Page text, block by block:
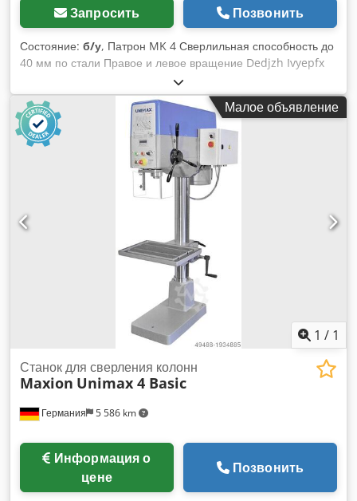
Запросить Позвонить
Состояние: б/у, Патрон MK 4 Сверлильная способность до
40 мм по стали Правое и левое вращение Dedjzh Ivyepfx
Aixeck Плавная регулировка оборотов с индикатором
Автоматическая подача
Малое объявление
1 / 1
Германия 5 586 km
Станок для сверления колонн
Maxion Unimax 4 Basic
цене
Позвонить